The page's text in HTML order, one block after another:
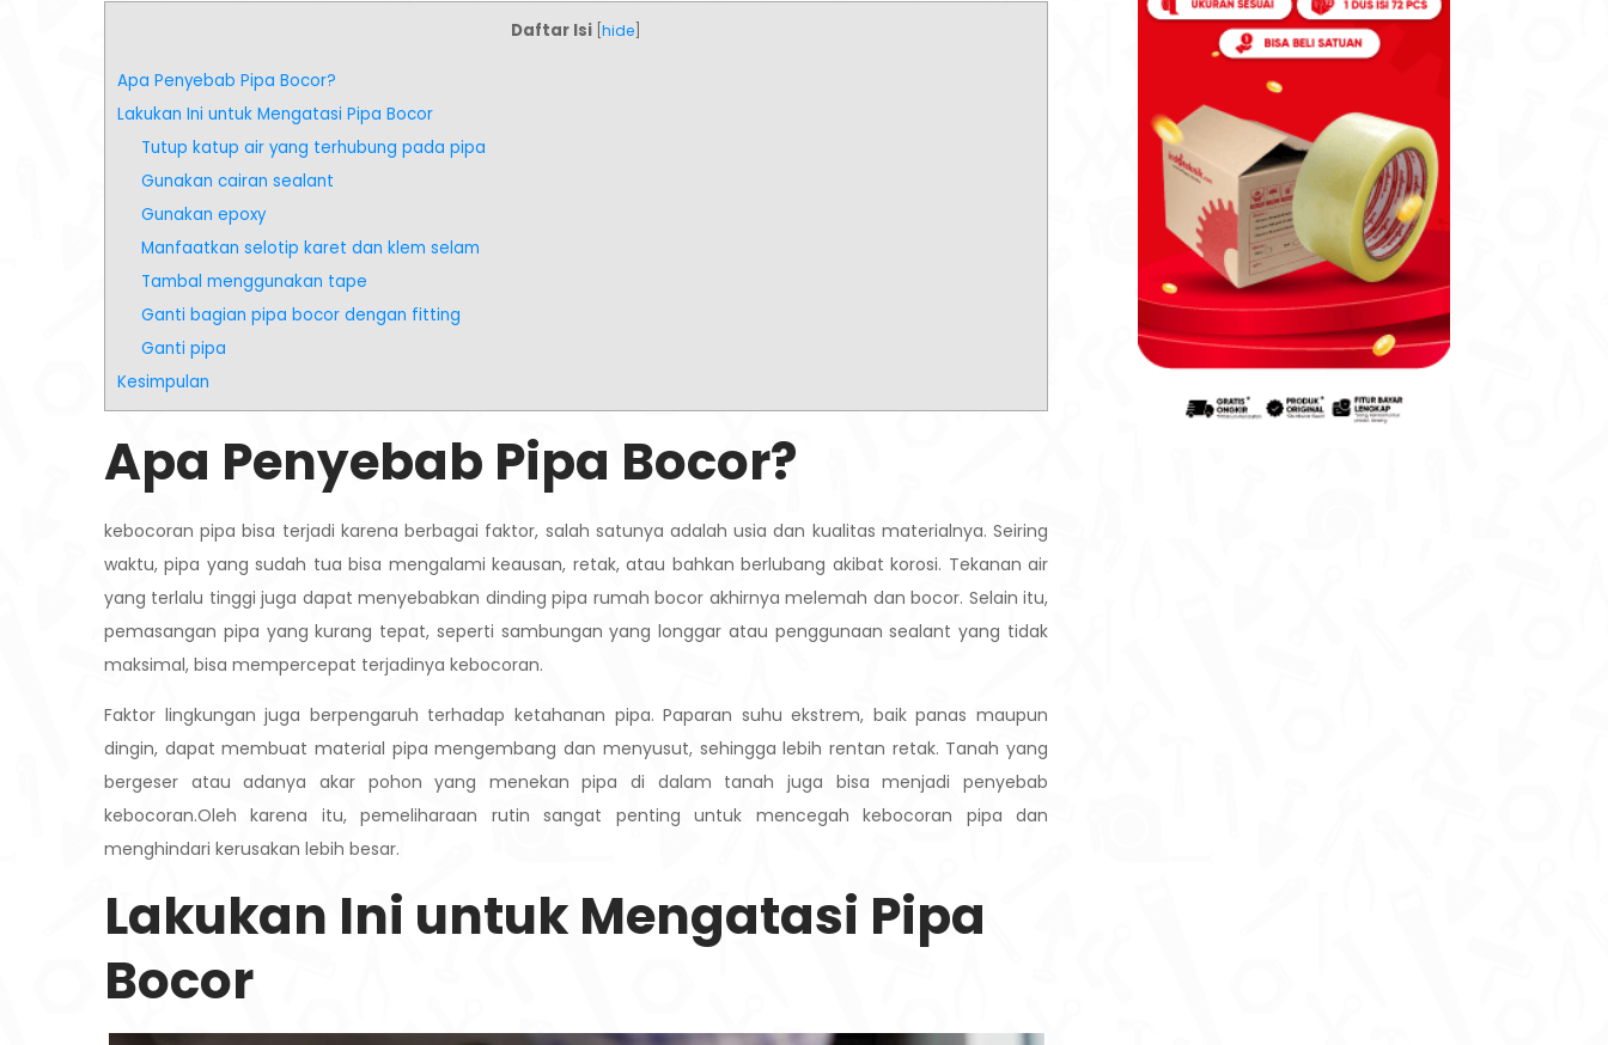
Daftar Isi hide
Apa Penyebab Pipa Bocor?
Lakukan Ini untuk Mengatasi Pipa Bocor
Tutup katup air yang terhubung pada pipa
Gunakan cairan sealant
Gunakan epoxy
Manfaatkan selotip karet dan klem selam
Tambal menggunakan tape
Ganti bagian pipa bocor dengan fitting
Ganti pipa
Kesimpulan
Apa Penyebab Pipa Bocor?
kebocoran pipa bisa terjadi karena berbagai faktor, salah satunya adalah usia dan kualitas materialnya. Seiring
waktu, pipa yang sudah tua bisa mengalami keausan, retak, atau bahkan berlubang akibat korosi. Tekanan air
yang terlalu tinggi juga dapat menyebabkan dinding pipa rumah bocor akhirnya melemah dan bocor. Selain itu,
pemasangan pipa yang kurang tepat, seperti sambungan yang longgar atau penggunaan sealant yang tidak
maksimal, bisa mempercepat terjadinya kebocoran.
Faktor lingkungan juga berpengaruh terhadap ketahanan pipa. Paparan suhu ekstrem, baik panas maupun
dingin, dapat membuat material pipa mengembang dan menyusut, sehingga lebih rentan retak. Tanah yang
bergeser atau adanya akar pohon yang menekan pipa di dalam tanah juga bisa menjadi penyebab
kebocoran.Oleh karena itu, pemeliharaan rutin sangat penting untuk mencegah kebocoran pipa dan
menghindari kerusakan lebih besar.
Lakukan Ini untuk Mengatasi Pipa
Bocor